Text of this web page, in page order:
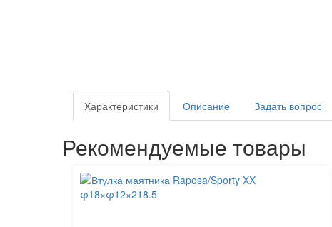
Характеристики Описание Задать вопрос
Рекомендуемые товары